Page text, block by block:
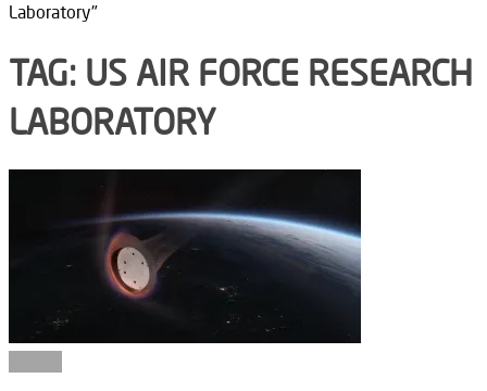
Laboratory"
TAG: US AIR FORCE RESEARCH
LABORATORY